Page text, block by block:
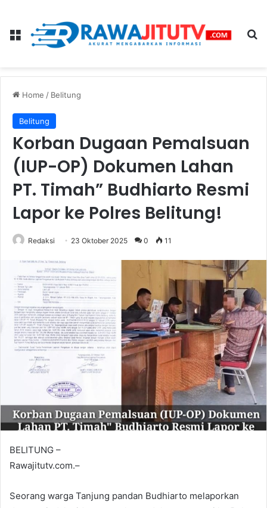
Menu
Home / Belitung
Belitung
Korban Dugaan Pemalsuan
(IUP-OP) Dokumen Lahan
PT. Timah” Budhiarto Resmi
Lapor ke Polres Belitung!
Redaksi 23 Oktober 2025 0 11
BELITUNG –
Rawajitutv.com.–
Seorang warga Tanjung pandan Budhiarto melaporkan